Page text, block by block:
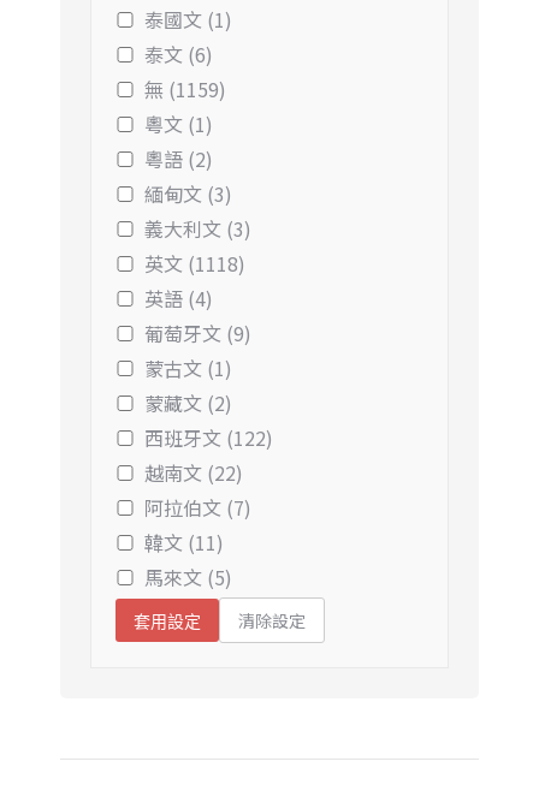
泰國文 (1)
泰文 (6)
無 (1159)
粵文 (1)
粵語 (2)
緬甸文 (3)
義大利文 (3)
英文 (1118)
英語 (4)
葡萄牙文 (9)
蒙古文 (1)
蒙藏文 (2)
西班牙文 (122)
越南文 (22)
阿拉伯文 (7)
韓文 (11)
馬來文 (5)
套用設定 清除設定